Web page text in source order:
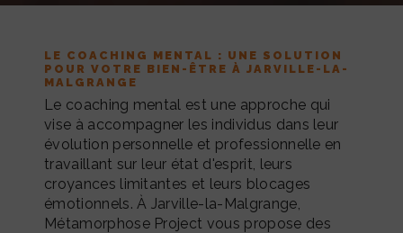
LE COACHING MENTAL : UNE SOLUTION
POUR VOTRE BIEN-ÊTRE À JARVILLE-LA-
MALGRANGE
Le coaching mental est une approche qui
vise à accompagner les individus dans leur
évolution personnelle et professionnelle en
travaillant sur leur état d'esprit, leurs
croyances limitantes et leurs blocages
émotionnels. À Jarville-la-Malgrange,
Métamorphose Project vous propose des